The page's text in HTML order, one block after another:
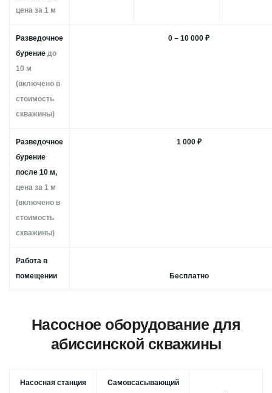
цена за 1 м
Разведочное
бурение до
10 м
(включено в
стоимость
скважины)
0 – 10 000 ₽
Разведочное
бурение
после 10 м,
цена за 1 м
(включено в
стоимость
скважины)
1 000 ₽
Работа в
помещении
Бесплатно
Насосное оборудование для
абиссинской скважины
Насосная станция
Самовсасывающий